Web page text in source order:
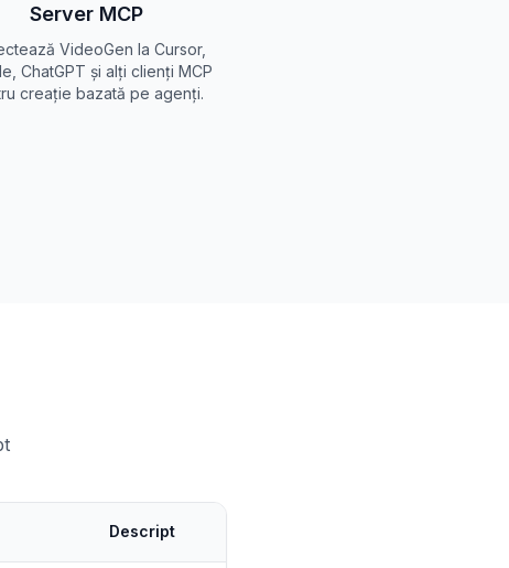
Server MCP
VideoGen la Cursor,
ChatGPT și alți clienți MCP
creație bazată pe agenți.
Descript